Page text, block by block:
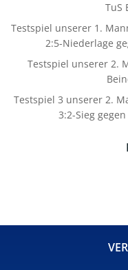
TuS
Testspiel unserer 1.
2:5-Niederlage
Testspiel unserer 2.
Testspiel 3 unserer 2.
3:2-Sieg